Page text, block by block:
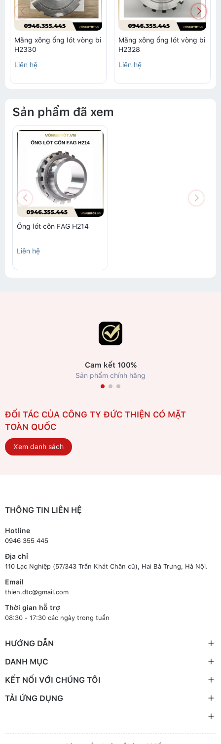
Măng xông ống lót vòng bi
H2330
Liên hệ
Măng xông ống lót vòng bi
H2328
Liên hệ
Sản phẩm đã xem
Ống lót côn FAG H214
Liên hệ
Cam kết 100%
Sản phẩm chính hãng
ĐỐI TÁC CỦA CÔNG TY ĐỨC THIỆN CÓ MẶT
TOÀN QUỐC
Xem danh sách
THÔNG TIN LIÊN HỆ
Hotline
0946 355 445
Địa chỉ
110 Lạc Nghiệp (57/343 Trần Khát Chân cũ), Hai Bà Trưng, Hà Nội.
Email
thien.dtc@gmail.com
Thời gian hỗ trợ
08:30 - 17:30 các ngày trong tuần
HƯỚNG DẪN
DANH MỤC
KẾT NỐI VỚI CHÚNG TÔI
TẢI ỨNG DỤNG